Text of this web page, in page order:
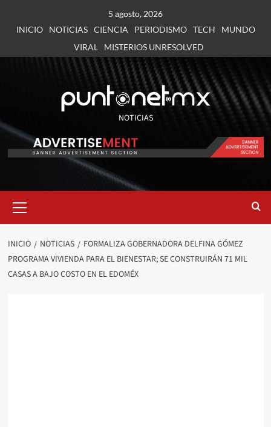
5 agosto, 2026
INICIO
NOTICIAS CIENCIA PERIODISMO TECH
MUNDO
VIRAL
MISTERIOS UNRESOLVED
NOTICIAS
INICIO NOTICIAS
FORMALIZA GOBERNADORA DELFINA GÓMEZ
PROGRAMA VIVIENDA PARA EL BIENESTAR; SE CONSTRUIRÁN 71 MIL
CASAS A BAJO COSTO EN EL EDOMÉX